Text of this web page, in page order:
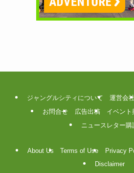
ジャングルシティについて 運営会社
お問合せ
広告出稿
イベント
ニュースレター購
About Us Terms of Use Privacy
Disclaimer